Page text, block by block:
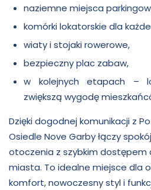
naziemne miejsca
komórki lokatorskie dla
wiaty i stojaki rowerowe,
bezpieczny plac zabaw,
w kolejnych etapach –
zwiększą wygodę
Dzięki dogodnej komunikacji z
Osiedle Nove Garby łączy
otoczenia z szybkim dostępem
miasta. To idealne miejsce dla
komfort, nowoczesny styl i